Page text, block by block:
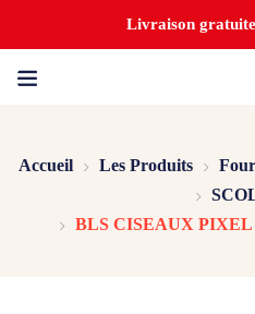
Livraison
Accueil Les Produits
BLS CISEAUX